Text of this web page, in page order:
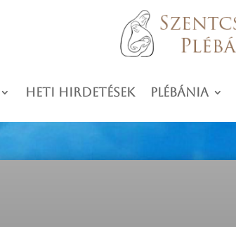
Heti hirdetések Plébánia